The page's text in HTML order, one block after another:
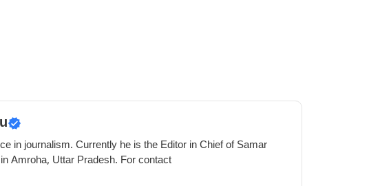
in journalism. Currently he is the Editor in Chief of Samar
Amroha, Uttar Pradesh. For contact